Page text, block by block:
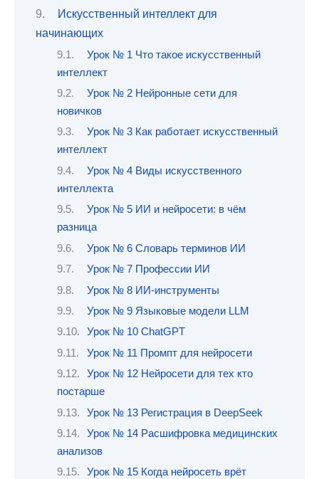
Искусственный интеллект для
начинающих
Урок № 1 Что такое искусственный
интеллект
Урок № 2 Нейронные сети для
новичков
Урок № 3 Как работает искусственный
интеллект
Урок № 4 Виды искусственного
интеллекта
Урок № 5 ИИ и нейросети: в чём
разница
Урок № 6 Словарь терминов ИИ
Урок № 7 Профессии ИИ
Урок № 8 ИИ-инструменты
Урок № 9 Языковые модели LLM
Урок № 10 ChatGPT
Урок № 11 Промпт для нейросети
Урок № 12 Нейросети для тех кто
постарше
Урок № 13 Регистрация в DeepSeek
Урок № 14 Расшифровка медицинских
анализов
Урок № 15 Когда нейросеть врёт